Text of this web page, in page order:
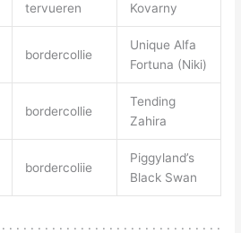
tervueren
Kovarny
bordercollie
Unique Alfa
Fortuna (Niki)
bordercollie
Tending
Zahira
bordercoliie
Piggyland’s
Black Swan
. . . . . . . . . . . . . . . . . . . . . . . . . . . . . .